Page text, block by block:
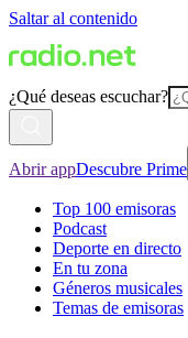
Saltar al contenido
¿Qué deseas escuchar?
Abrir appDescubre Prime
Top 100 emisoras
Podcast
Deporte en directo
En tu zona
Géneros musicales
Temas de emisoras